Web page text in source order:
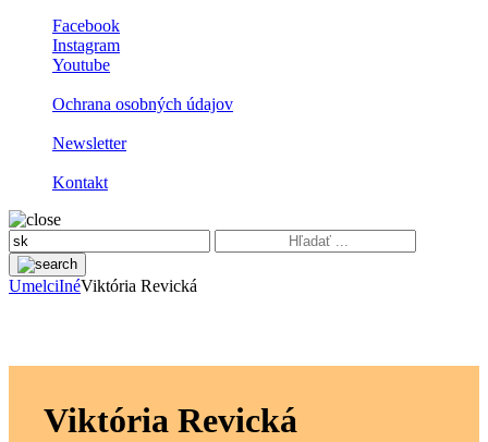
Facebook
Instagram
Youtube
Ochrana osobných údajov
Newsletter
Kontakt
UmelciInéViktória Revická
Viktória Revická